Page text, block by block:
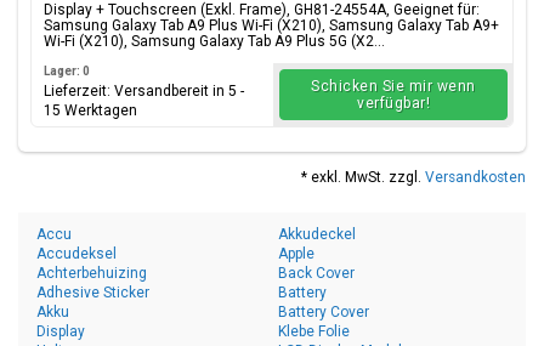
Display + Touchscreen (Exkl. Frame), GH81-24554A, Geeignet für:
Samsung Galaxy Tab A9 Plus Wi-Fi (X210), Samsung Galaxy Tab A9+
Wi-Fi (X210), Samsung Galaxy Tab A9 Plus 5G (X2...
Lager: 0
Lieferzeit: Versandbereit in 5 -
15 Werktagen
Schicken Sie mir wenn
verfügbar!
* exkl. MwSt. zzgl. Versandkosten
Accu
Accudeksel
Achterbehuizing
Adhesive Sticker
Akku
Akkudeckel
Apple
Back Cover
Battery
Battery Cover
Display
Klebe Folie